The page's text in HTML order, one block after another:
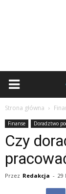
Strona główna
Finanse Doradztwo
Czy
Przez Redakcja - 29